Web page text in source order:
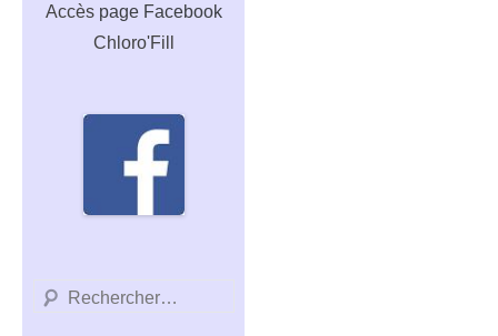
Accès page Facebook
Chloro'Fill
Recherche